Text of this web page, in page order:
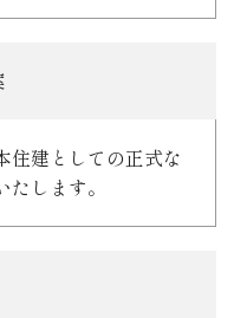
住建としての正式な
します。